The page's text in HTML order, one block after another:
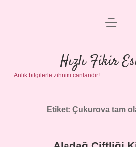
Anasayfa
Gizlilik
Yasal Uyarı
menüyü
Hızlı Fikir
Anlık bilgilerle zihnini canlandır!
Etiket: Çukurova tam